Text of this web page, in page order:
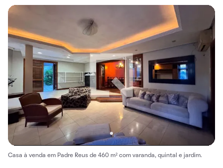
Casa à venda em Padre Reus de 460 m² com varanda, quintal e jardim.